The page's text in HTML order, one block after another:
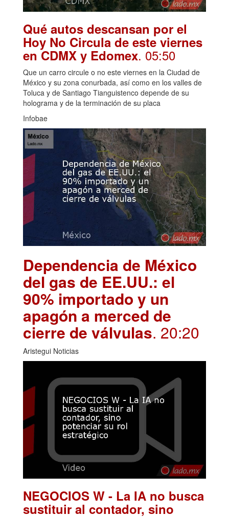
Qué autos descansan por el
Hoy No Circula de este viernes
en CDMX y Edomex. 05:50
Que un carro circule o no este viernes en la Ciudad de
México y su zona conurbada, así como en los valles de
Toluca y de Santiago Tianguistenco depende de su
holograma y de la terminación de su placa
Infobae
Dependencia de México
del gas de EE.UU.: el
90% importado y un
apagón a merced de
cierre de válvulas. 20:20
Aristegui Noticias
NEGOCIOS W - La IA no busca
sustituir al contador, sino